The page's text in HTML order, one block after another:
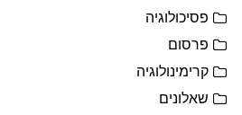
פסיכולוגיה
פרסום
קרימינולוגיה
שאלונים